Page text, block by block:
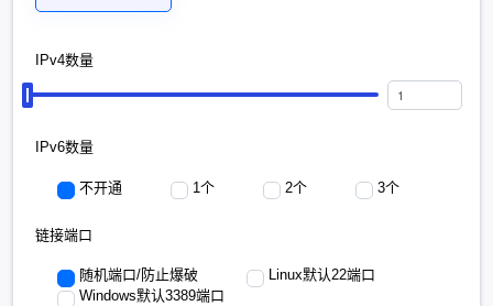
IPv4数量
IPv6数量
不开通 1个 2个 3个
链接端口
随机端口/防止爆破
Linux默认22端口
Windows默认3389端口